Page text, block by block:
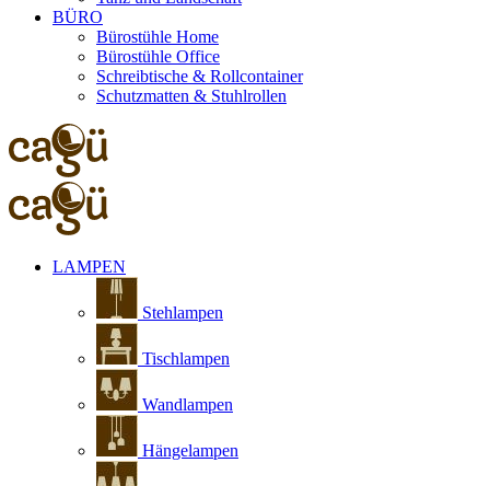
BÜRO
Bürostühle Home
Bürostühle Office
Schreibtische & Rollcontainer
Schutzmatten & Stuhlrollen
LAMPEN
Stehlampen
Tischlampen
Wandlampen
Hängelampen